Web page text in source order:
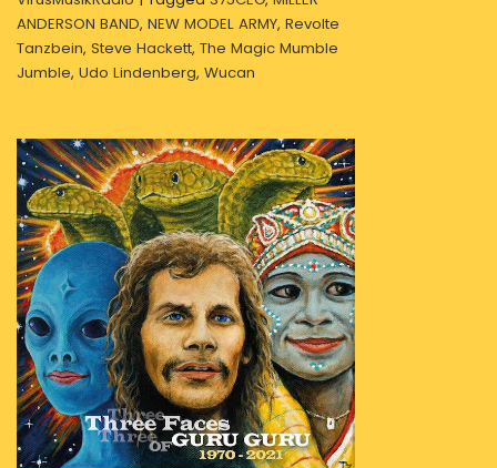
ANDERSON BAND, NEW MODEL ARMY, Revolte
Tanzbein, Steve Hackett, The Magic Mumble
Jumble, Udo Lindenberg, Wucan